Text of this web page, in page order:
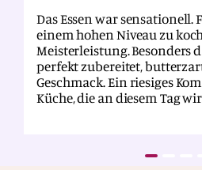
Das Essen war sensationell.
einem hohen Niveau zu
Meisterleistung. Besonders
perfekt zubereitet,
Geschmack. Ein riesiges
Küche, die an diesem Tag